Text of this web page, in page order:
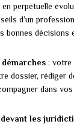
perpétuelle
d’un
bonnes décisions
: votre
dossier, rédiger
dans
les